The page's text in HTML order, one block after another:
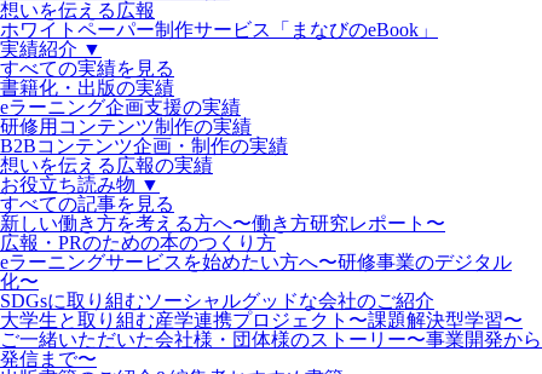
想いを伝える広報
ホワイトペーパー制作サービス「まなびのeBook」
実績紹介 ▼
すべての実績を見る
書籍化・出版の実績
eラーニング企画支援の実績
研修用コンテンツ制作の実績
B2Bコンテンツ企画・制作の実績
想いを伝える広報の実績
お役立ち読み物 ▼
すべての記事を見る
新しい働き方を考える方へ〜働き方研究レポート〜
広報・PRのための本のつくり方
eラーニングサービスを始めたい方へ〜研修事業のデジタル
化〜
SDGsに取り組むソーシャルグッドな会社のご紹介
大学生と取り組む産学連携プロジェクト〜課題解決型学習〜
ご一緒いただいた会社様・団体様のストーリー〜事業開発から
発信まで〜